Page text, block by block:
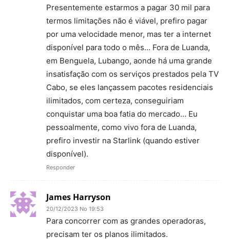
Presentemente estarmos a pagar 30 mil para
termos limitações não é viável, prefiro pagar
por uma velocidade menor, mas ter a internet
disponível para todo o mês… Fora de Luanda,
em Benguela, Lubango, aonde há uma grande
insatisfação com os serviços prestados pela TV
Cabo, se eles lançassem pacotes residenciais
ilimitados, com certeza, conseguiriam
conquistar uma boa fatia do mercado… Eu
pessoalmente, como vivo fora de Luanda,
prefiro investir na Starlink (quando estiver
disponível).
Responder
James Harryson
20/12/2023 No 19:53
Para concorrer com as grandes operadoras,
precisam ter os planos ilimitados.